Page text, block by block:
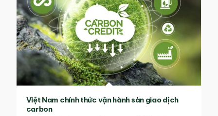
Việt Nam chính thức vận hành sàn giao dịch
carbon